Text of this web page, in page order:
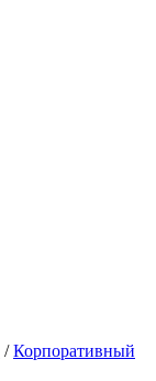
/Корпоративный